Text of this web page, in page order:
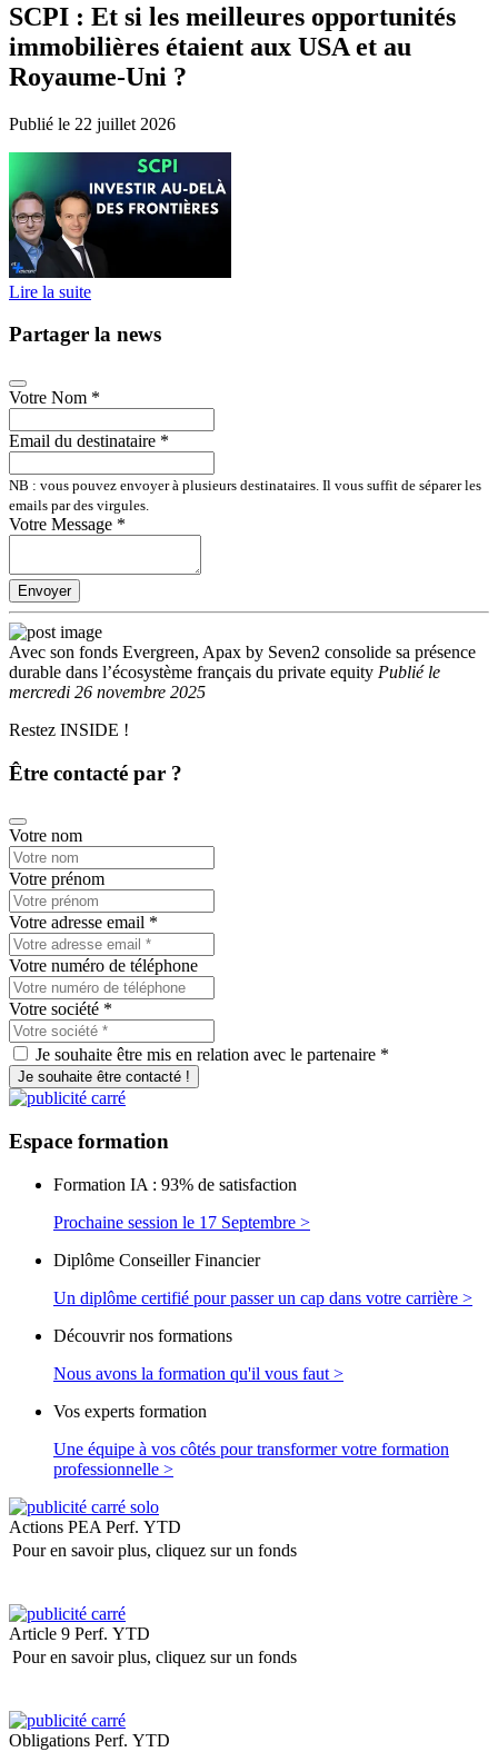
SCPI : Et si les meilleures opportunités
immobilières étaient aux USA et au
Royaume-Uni ?
Publié le 22 juillet 2026
Lire la suite
Partager la news
Votre Nom *
Email du destinataire *
NB : vous pouvez envoyer à plusieurs destinataires. Il vous suffit de séparer les
emails par des virgules.
Votre Message *
Envoyer
Avec son fonds Evergreen, Apax by Seven2 consolide sa présence
durable dans l’écosystème français du private equity Publiéle
mercredi 26 novembre 2025
Restez INSIDE !
Être contacté par ?
Votre nom
Votre prénom
Votre adresse email *
Votre numéro de téléphone
Votre société *
Je souhaite être mis en relation avec le partenaire *
Je souhaite être contacté !
Espace formation
Formation IA : 93% de satisfaction
Prochaine session le 17 Septembre >
Diplôme Conseiller Financier
Un diplôme certifié pour passer un cap dans votre carrière >
Découvrir nos formations
Nous avons la formation qu'il vous faut >
Vos experts formation
Une équipe à vos côtés pour transformer votre formation
professionnelle >
Actions PEA Perf. YTD
Pour en savoir plus, cliquez sur un fonds
Article 9 Perf. YTD
Pour en savoir plus, cliquez sur un fonds
Obligations Perf. YTD